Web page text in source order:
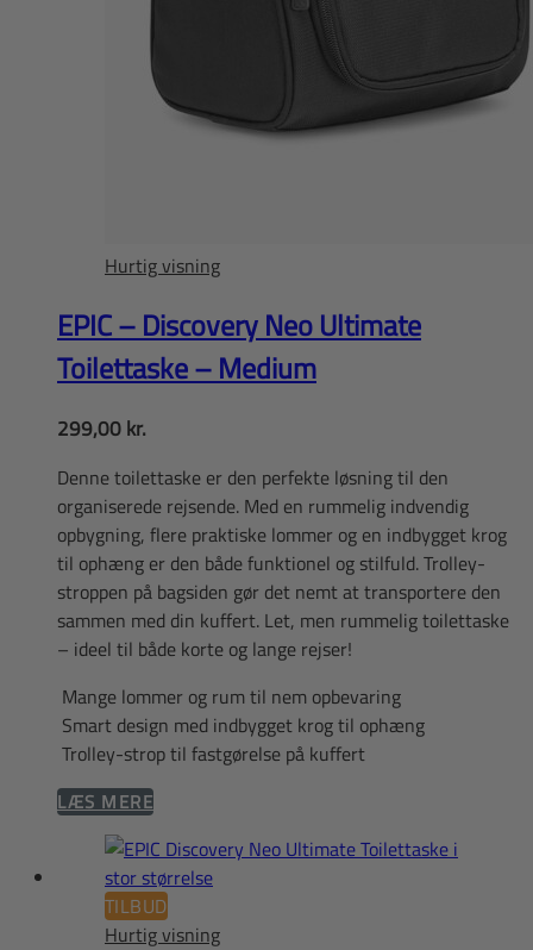
Hurtig visning
EPIC – Discovery Neo Ultimate
Toilettaske – Medium
299,00kr.
Denne toilettaske er den perfekte løsning til den
organiserede rejsende. Med en rummelig indvendig
opbygning, flere praktiske lommer og en indbygget krog
til ophæng er den både funktionel og stilfuld. Trolley-
stroppen på bagsiden gør det nemt at transportere den
sammen med din kuffert. Let, men rummelig toilettaske
– ideel til både korte og lange rejser!
Mange lommer og rum til nem opbevaring
Smart design med indbygget krog til ophæng
Trolley-strop til fastgørelse på kuffert
LÆS MERE
TILBUD
Hurtig visning